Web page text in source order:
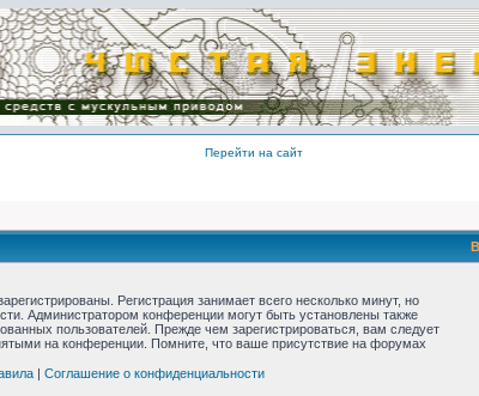
Перейти на сайт
Регистрация занимает всего несколько минут, но
Администратором конференции могут быть установлены также
пользователей. Прежде чем зарегистрироваться, вам следует
на конференции. Помните, что ваше присутствие на форумах
| Соглашение о конфиденциальности